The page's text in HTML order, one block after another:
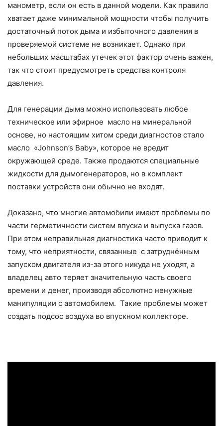
манометр, если он есть в данной модели. Как правило
хватает даже минимальной мощности чтобы получить
достаточный поток дыма и избыточного давления в
проверяемой системе не возникает. Однако при
небольших масштабах утечек этот фактор очень важен,
так что стоит предусмотреть средства контроля
давления.
Для генерации дыма можно использовать любое
техническое или эфирное масло на минеральной
основе, но настоящим хитом среди диагностов стало
масло «Johnson’s Baby», которое не вредит
окружающей среде. Также продаются специальные
жидкости для дымогенераторов, но в комплект
поставки устройств они обычно не входят.
Доказано, что многие автомобили имеют проблемы по
части герметичности систем впуска и выпуска газов.
При этом неправильная диагностика часто приводит к
тому, что неприятности, связанные с затруднённым
запуском двигателя из-за этого никуда не уходят, а
владелец авто теряет значительную часть своего
времени и денег, производя абсолютно ненужные
манипуляции с автомобилем. Такие проблемы может
создать подсос воздуха во впускном коллекторе.